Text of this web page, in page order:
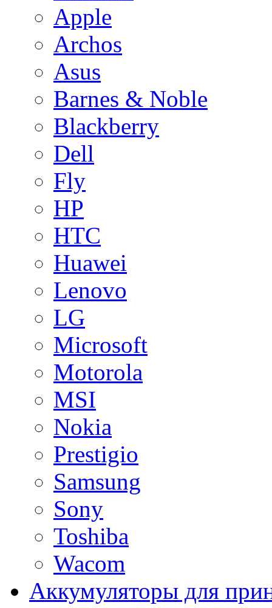
Apple
Archos
Asus
Barnes & Noble
Blackberry
Dell
Fly
HP
HTC
Huawei
Lenovo
LG
Microsoft
Motorola
MSI
Nokia
Prestigio
Samsung
Sony
Toshiba
Wacom
Аккумуляторы для